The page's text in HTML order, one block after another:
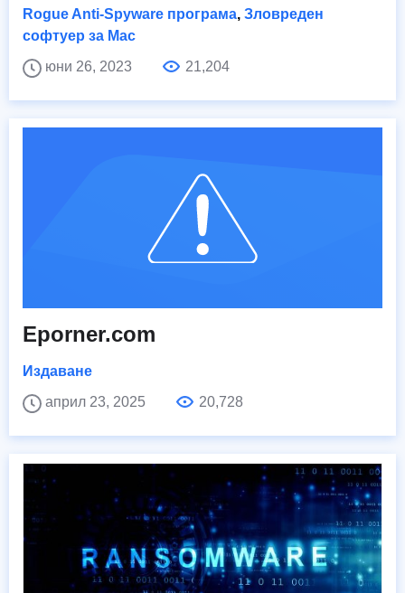
Rogue Anti-Spyware програма, Зловреден
софтуер за Mac
юни 26, 2023
21,204
Eporner.com
Издаване
април 23, 2025
20,728